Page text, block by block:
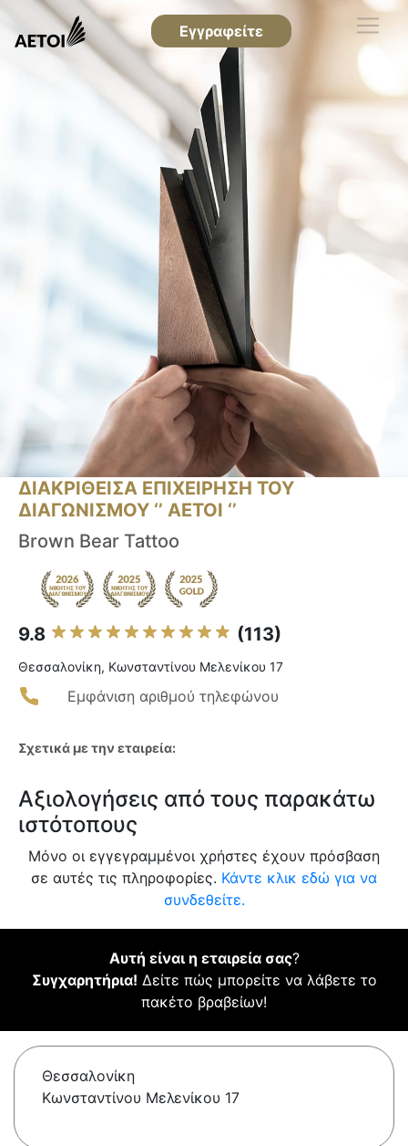
Εγγραφείτε
ΔΙΑΚΡΙΘΕΙΣΑ ΕΠΙΧΕΙΡΗΣΗ ΤΟΥ
ΔΙΑΓΩΝΙΣΜΟΥ ‘’ ΑΕΤΟΙ ‘’
Brown Bear Tattoo
9.8 (113)
Θεσσαλονίκη, Κωνσταντίνου Μελενίκου 17
Εμφάνιση αριθμού τηλεφώνου
Σχετικά με την εταιρεία:
Αξιολογήσεις από τους παρακάτω
ιστότοπους
Μόνο οι εγγεγραμμένοι χρήστες έχουν πρόσβαση
σε αυτές τις πληροφορίες. Κάντε κλικ εδώ για να
συνδεθείτε.
Αυτή είναι η εταιρεία σας?
Συγχαρητήρια! Δείτε πώς μπορείτε να λάβετε το
πακέτο βραβείων!
Θεσσαλονίκη
Κωνσταντίνου Μελενίκου 17